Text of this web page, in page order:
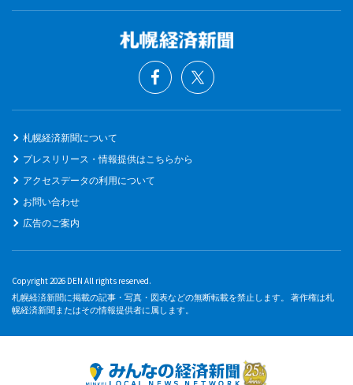
札幌経済新聞について
プレスリリース・情報提供はこちらから
アクセスデータの利用について
お問い合わせ
広告のご案内
Copyright 2026 DEN All rights reserved.
札幌経済新聞に掲載の記事・写真・図表などの無断転載を禁止します。 著作権は札
幌経済新聞またはその情報提供者に属します。